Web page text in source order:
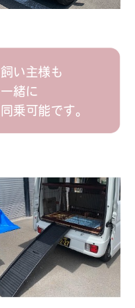
飼い主様も
一緒に
同乗可能です。